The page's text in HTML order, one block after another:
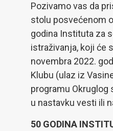
Pozivamo vas da
stolu posvećenom
godina Instituta za
istraživanja, koji će
novembra 2022.
Klubu (ulaz iz
programu
u nastavku vesti ili
50 GODINA